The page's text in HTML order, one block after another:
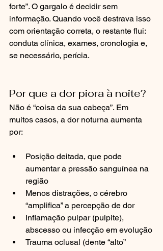
forte”. O gargalo é decidir sem
informação. Quando você destrava isso
com orientação correta, o restante flui:
conduta clínica, exames, cronologia e,
se necessário, perícia.
Por que a dor piora à noite?
Não é “coisa da sua cabeça”. Em
muitos casos, a dor noturna aumenta
por:
Posição deitada, que pode
aumentar a pressão sanguínea na
região
Menos distrações, o cérebro
“amplifica” a percepção de dor
Inflamação pulpar (pulpite),
abscesso ou infecção em evolução
Trauma oclusal (dente “alto”